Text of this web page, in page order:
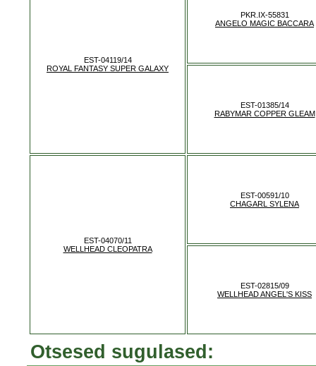
EST-04119/14
ROYAL FANTASY SUPER GALAXY
PKR.IX-55831
ANGELO MAGIC BACCARA
EST-01385/14
RABYMAR COPPER GLEAM
EST-04070/11
WELLHEAD CLEOPATRA
EST-00591/10
CHAGARL SYLENA
EST-02815/09
WELLHEAD ANGEL'S KISS
Otsesed sugulased: